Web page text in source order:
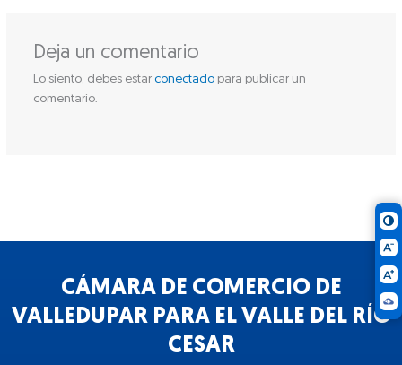
Deja un comentario
Lo siento, debes estar conectadopara publicar un
comentario.
CÁMARA DE COMERCIO DE
VALLEDUPAR PARA EL VALLE DEL RÍO
CESAR